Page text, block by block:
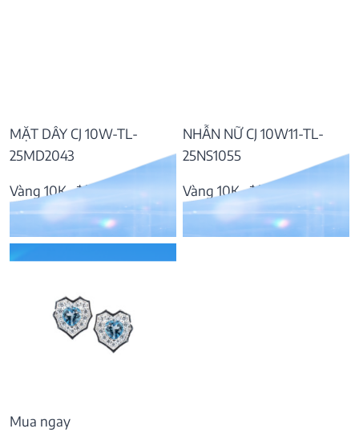
MẶT DÂY CJ 10W-TL-
25MD2043
Vàng 10K, đá Topaz
7.307.000₫
NHẪN NỮ CJ 10W11-TL-
25NS1055
Vàng 10K, đá Topaz
15.242.000₫
Mua ngay